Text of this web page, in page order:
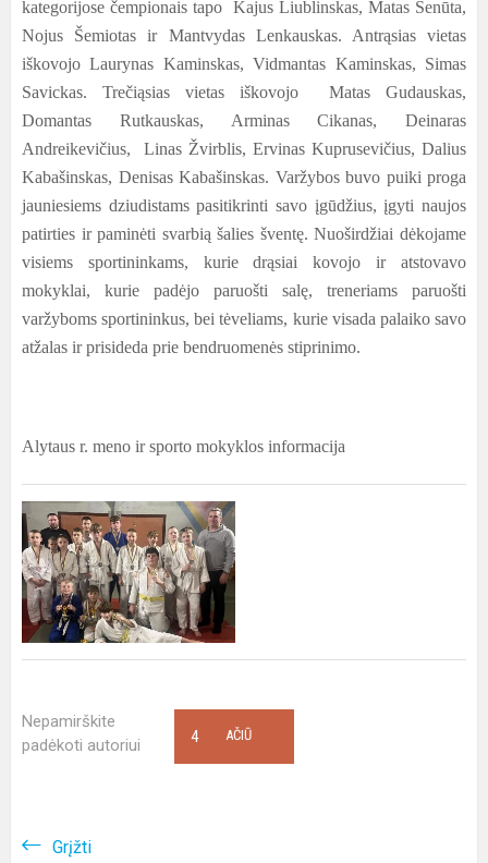
kategorijose čempionais tapo Kajus Liublinskas, Matas Senūta,
Nojus Šemiotas ir Mantvydas Lenkauskas. Antrąsias vietas
iškovojo Laurynas Kaminskas, Vidmantas Kaminskas, Simas
Savickas. Trečiąsias vietas iškovojo Matas Gudauskas,
Domantas Rutkauskas, Arminas Cikanas, Deinaras
Andreikevičius, Linas Žvirblis, Ervinas Kuprusevičius, Dalius
Kabašinskas, Denisas Kabašinskas. Varžybos buvo puiki proga
jauniesiems dziudistams pasitikrinti savo įgūdžius, įgyti naujos
patirties ir paminėti svarbią šalies šventę. Nuoširdžiai dėkojame
visiems sportininkams, kurie drąsiai kovojo ir atstovavo
mokyklai, kurie padėjo paruošti salę, treneriams paruošti
varžyboms sportininkus, bei tėveliams, kurie visada palaiko savo
atžalas ir prisideda prie bendruomenės stiprinimo.
Alytaus r. meno ir sporto mokyklos informacija
Nepamirškite
padėkoti autoriui
AČIŪ
4
Grįžti